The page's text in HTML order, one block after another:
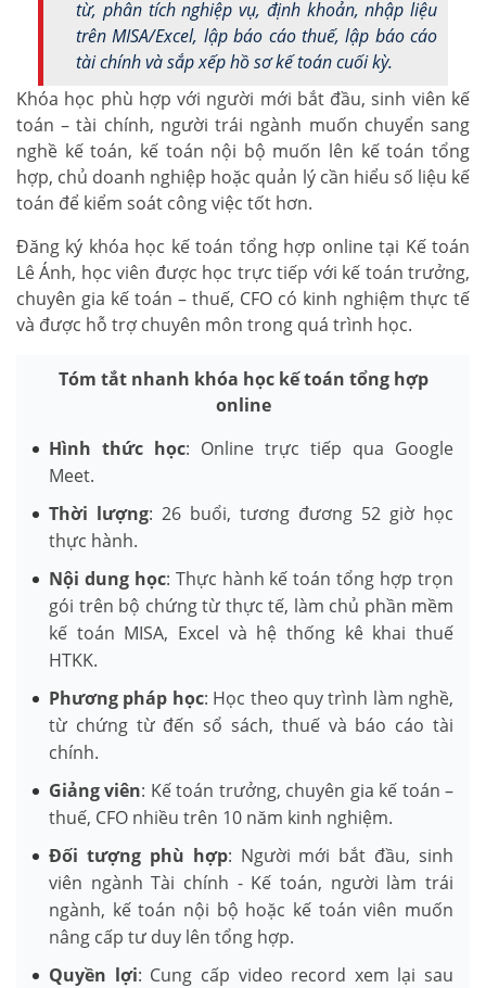
từ, phân tích nghiệp vụ, định khoản, nhập liệu
trên MISA/Excel, lập báo cáo thuế, lập báo cáo
tài chính và sắp xếp hồ sơ kế toán cuối kỳ.
Khóa học phù hợp với người mới bắt đầu, sinh viên kế
toán – tài chính, người trái ngành muốn chuyển sang
nghề kế toán, kế toán nội bộ muốn lên kế toán tổng
hợp, chủ doanh nghiệp hoặc quản lý cần hiểu số liệu kế
toán để kiểm soát công việc tốt hơn.
Đăng ký khóa học kế toán tổng hợp online tại Kế toán
Lê Ánh, học viên được học trực tiếp với kế toán trưởng,
chuyên gia kế toán – thuế, CFO có kinh nghiệm thực tế
và được hỗ trợ chuyên môn trong quá trình học.
Tóm tắt nhanh khóa học kế toán tổng hợp
online
Hình thức học: Online trực tiếp qua Google
Meet.
Thời lượng: 26 buổi, tương đương 52 giờ học
thực hành.
Nội dung học: Thực hành kế toán tổng hợp trọn
gói trên bộ chứng từ thực tế, làm chủ phần mềm
kế toán MISA, Excel và hệ thống kê khai thuế
HTKK.
Phương pháp học: Học theo quy trình làm nghề,
từ chứng từ đến sổ sách, thuế và báo cáo tài
chính.
Giảng viên: Kế toán trưởng, chuyên gia kế toán –
thuế, CFO nhiều trên 10 năm kinh nghiệm.
Đối tượng phù hợp: Người mới bắt đầu, sinh
viên ngành Tài chính - Kế toán, người làm trái
ngành, kế toán nội bộ hoặc kế toán viên muốn
nâng cấp tư duy lên tổng hợp.
Quyền lợi: Cung cấp video record xem lại sau